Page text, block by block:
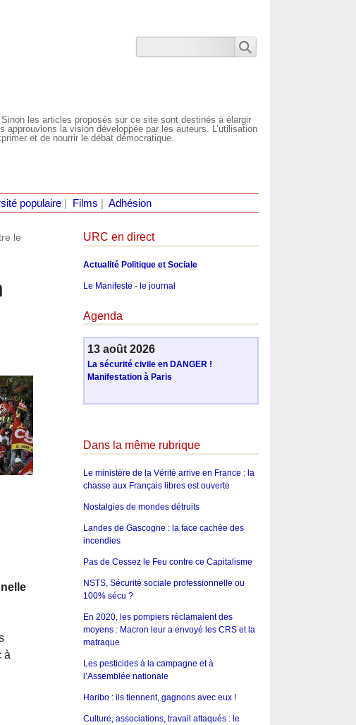
les articles proposés sur ce site sont destinés à élargir
la vision développée par les auteurs. L’utilisation
et de nourrir le débat démocratique.
populaire| Films Adhésion
le
à
URC en direct
Actualité Politique et Sociale
Le Manifeste - le journal
Agenda
13 août 2026
La sécurité civile en DANGER !
Manifestation à Paris
Dans la même rubrique
Le ministère de la Vérité arrive en France : la
chasse aux Français libres est ouverte
Nostalgies de mondes détruits
Landes de Gascogne : la face cachée des
incendies
Pas de Cessez le Feu contre ce Capitalisme
NSTS, Sécurité sociale professionnelle ou
100% sécu ?
En 2020, les pompiers réclamaient des
moyens : Macron leur a envoyé les CRS et la
matraque
Les pesticides à la campagne et à
l’Assemblée nationale
Haribo : ils tiennent, gagnons avec eux !
Culture, associations, travail attaqués : le